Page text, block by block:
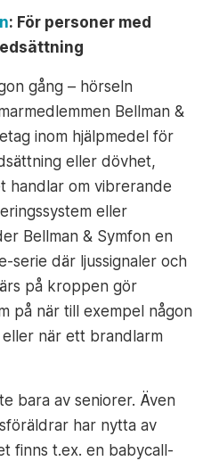
: För personer med
gång – hörseln
Bellman &
inom hjälpmedel för
eller dövhet,
handlar om vibrerande
eller
Bellman & Symfon en
serie där ljussignaler och
på kroppen gör
på när till exempel någon
när ett brandlarm
bara av seniorer. Även
har nytta av
finns t.ex. en babycall-